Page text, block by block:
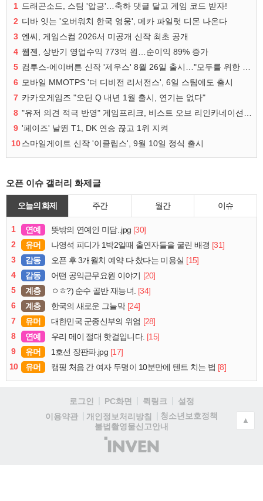
1 드래곤소드, 스팀 '압긍'…축하 댓글 달고 게임 코드 받자!
2 디바 잇는 '오버워치 한국 영웅', 메카 파일럿 디몬 나온다
3 엔씨, 게임스컴 2026서 미공개 신작 최초 공개
4 웹젠, 상반기 영업수익 773억 원…순이익 89% 증가
5
6 모바일 MMOTPS '더 디비전 리서전스', 6일 스팀에도 출시
7 카카오게임즈 "오딘 Q 내년 1월 출시, 연기는 없다"
8
9 '페이즈' 날뛴 T1, DK 연승 끊고 1위 지켜
10스마일게이트 신작 '이클립스', 9월 10일 정식 출시
오픈 이슈 갤러리 화제글
오늘의 화제 주간 월간 이슈
1 연예 뜻밖의 연예인 미담..jpg [30]
2
유머 나영석 피디가 1박2일때 출연자들을 굴린 배경 [31]
3
감동 오픈 후 3개월치 예약 다 찼다는 미용실 [15]
4
감동 어떤 공익근무요원 이야기 [20]
5
계층 ㅇㅎ?) 순수 골반 재능녀. [34]
6
계층 한국의 새로운 그늘막 [24]
7
유머 대한민국 군종신부의 위엄 [28]
8
연예 우리 메이 절대 핫걸입니다. [15]
9
유머 1호선 장판파.jpg [17]
10
유머 캠핑 처음 간 여자 두명이 10분만에 텐트 치는 법 [8]
로그인 PC화면 퀵링크
설정
이용약관
개인정보처리방침
청소년보호정책
불법촬영물신고안내
(주)
인
▲